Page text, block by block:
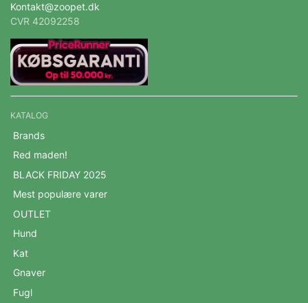
Kontakt@zoopet.dk
CVR 42092258
KATALOG
Brands
Red maden!
BLACK FRIDAY 2025
Mest populære varer
OUTLET
Hund
Kat
Gnaver
Fugl